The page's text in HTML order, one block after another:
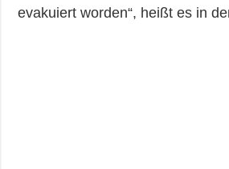
Fotos
evakuiert worden“, heißt es in